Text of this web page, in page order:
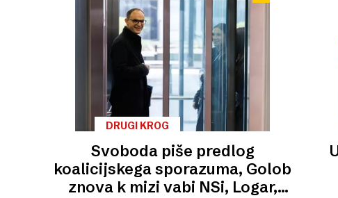
DRUGI KROG
Svoboda piše predlog
koalicijskega sporazuma, Golob
znova k mizi vabi NSi, Logar,